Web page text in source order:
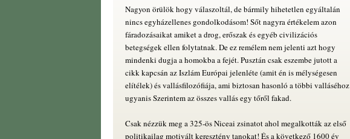
Nagyon örülök hogy válaszoltál, de bármily hihetetlen egyáltalán
nincs egyházellenes gondolkodásom! Sőt nagyra értékelem azon
fáradozásaikat amiket a drog, erőszak és egyéb civilizációs
betegségek ellen folytatnak. De ez remélem nem jelenti azt hogy
mindenki dugja a homokba a fejét. Pusztán csak eszembe jutott a
cikk kapcsán az Iszlám Európai jelenléte (amit én is mélységesen
elítélek) és vallásfilozófiája, ami biztosan hasonló a többi valláséhoz
ugyanis Szerintem az összes vallás egy tőről fakad.
Csak nézzük meg a 325-ös Niceai zsinatot ahol megalkották az első
politikailag motivált keresztény tanokat! És a következő 1600 év